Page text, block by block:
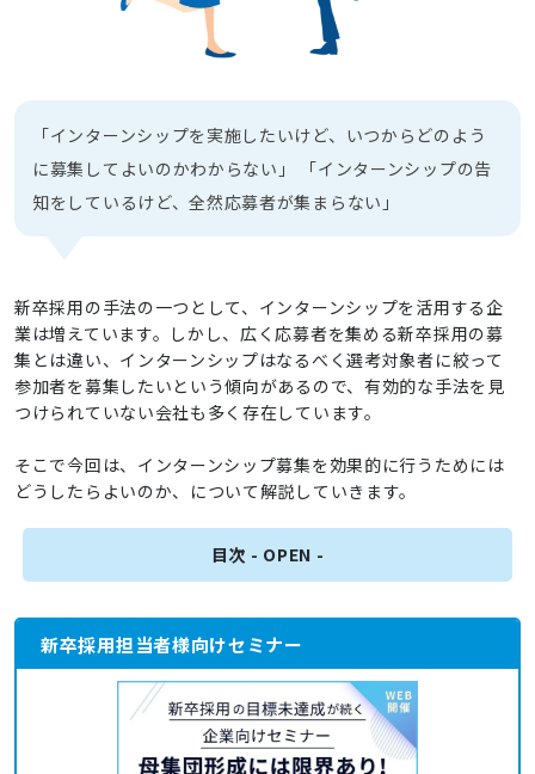
「インターンシップを実施したいけど、いつからどのよう
に募集してよいのかわからない」 「インターンシップの告
知をしているけど、全然応募者が集まらない」
新卒採用の手法の一つとして、インターンシップを活用する企
業は増えています。しかし、広く応募者を集める新卒採用の募
集とは違い、インターンシップはなるべく選考対象者に絞って
参加者を募集したいという傾向があるので、有効的な手法を見
つけられていない会社も多く存在しています。
そこで今回は、インターンシップ募集を効果的に行うためには
どうしたらよいのか、について解説していきます。
新卒採用担当者様向けセミナー